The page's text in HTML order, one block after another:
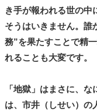
き手が報われる世の中
そうはいきません。誰
務”を果たすことで精
れることも大変です。
「地獄」はまさに、
は、市井（しせい）の